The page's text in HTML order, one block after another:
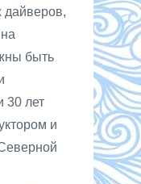
дайверов,
быть
30 лет
и